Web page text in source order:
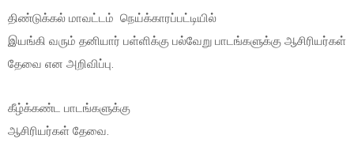
திண்டுக்கல் மாவட்டம் நெய்க்காரப்பட்டியில்
இயங்கி வரும் தனியார் பள்ளிக்கு பல்வேறு பாடங்களுக்கு ஆசிரியர்கள்
தேவை என அறிவிப்பு.
கீழ்க்கண்ட பாடங்களுக்கு
ஆசிரியர்கள் தேவை.